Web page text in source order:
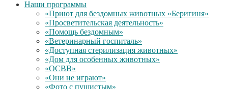
Наши программы
«Приют для бездомных животных «Беригиня»
«Просветительская деятельность»
«Помощь бездомным»
«Ветеринарный госпиталь»
«Доступная стерилизация животных»
«Дом для особенных животных»
«ОСВВ»
«Они не играют»
«Фото с пушистым»